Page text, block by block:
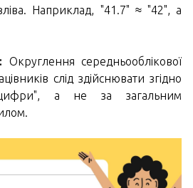
Наприклад, "41.7" ≈ "42", а
Округлення середньооблікової
слід здійснювати згідно
а не за загальним